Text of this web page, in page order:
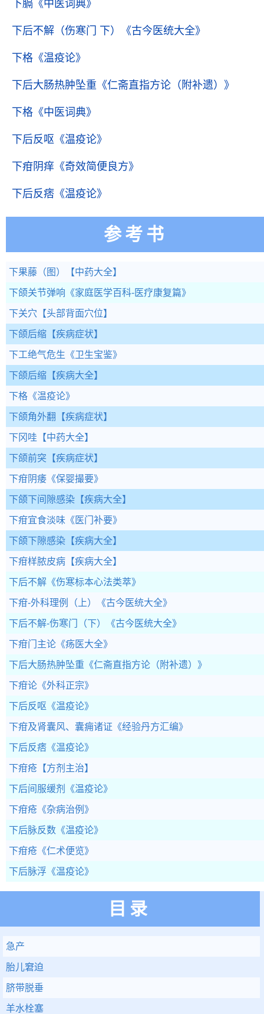
下膈 《中医词典》
下后不解（伤寒门 下） 《古今医统大全》
下格 《温疫论》
下后大肠热肿坠重 《仁斋直指方论（附补遗）》
下格 《中医词典》
下后反呕 《温疫论》
下疳阴痒 《奇效简便良方》
下后反痞 《温疫论》
参考书
下果藤（图） 【中药大全】
下颌关节弹响 《家庭医学百科-医疗康复篇》
下关穴 【头部背面穴位】
下颌后缩 【疾病症状】
下工绝气危生 《卫生宝鉴》
下颌后缩 【疾病大全】
下格 《温疫论》
下颌角外翻 【疾病症状】
下冈哇 【中药大全】
下颌前突 【疾病症状】
下疳阴痿 《保婴撮要》
下颌下间隙感染 【疾病大全】
下疳宜食淡味 《医门补要》
下颌下隙感染 【疾病大全】
下疳样脓皮病 【疾病大全】
下后不解 《伤寒标本心法类萃》
下疳-外科理例（上） 《古今医统大全》
下后不解-伤寒门（下） 《古今医统大全》
下疳门主论 《疡医大全》
下后大肠热肿坠重 《仁斋直指方论（附补遗）》
下疳论 《外科正宗》
下后反呕 《温疫论》
下疳及肾囊风、囊痈诸证 《经验丹方汇编》
下后反痞 《温疫论》
下疳疮 【方剂主治】
下后间服缓剂 《温疫论》
下疳疮 《杂病治例》
下后脉反数 《温疫论》
下疳疮 《仁术便览》
下后脉浮 《温疫论》
目录
急产
胎儿窘迫
脐带脱垂
羊水栓塞